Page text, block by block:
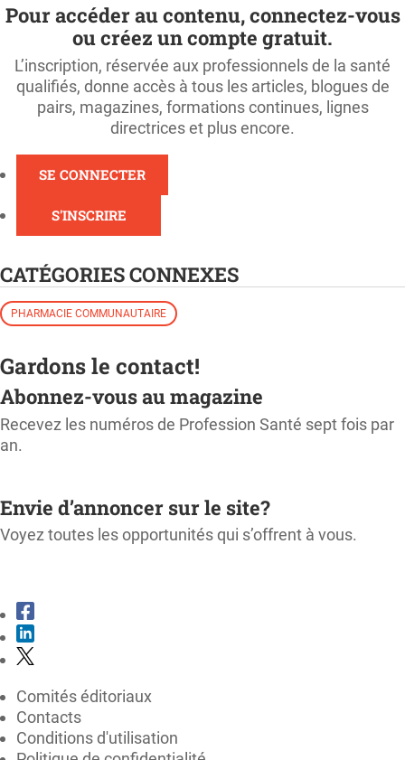
Pour accéder au contenu, connectez-vous
ou créez un compte gratuit.
L’inscription, réservée aux professionnels de la santé
qualifiés, donne accès à tous les articles, blogues de
pairs, magazines, formations continues, lignes
directrices et plus encore.
SE CONNECTER
S'INSCRIRE
CATÉGORIES CONNEXES
PHARMACIE COMMUNAUTAIRE
Gardons le contact!
Abonnez-vous au magazine
Recevez les numéros de Profession Santé sept fois par
an.
Envie d’annoncer sur le site?
Voyez toutes les opportunités qui s’offrent à vous.
Comités éditoriaux
Contacts
Conditions d'utilisation